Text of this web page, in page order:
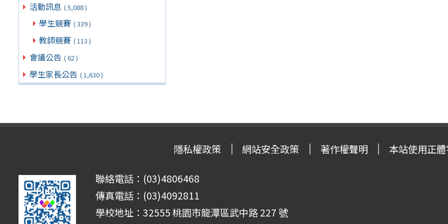
活動訊息 ( 5,088 )
學生競賽 ( 339 )
教師競賽 ( 113 )
會議公告 ( 62 )
學生家長公告 ( 1,630 )
隱私權政策 網站安全政策 著作權聲明 本站使用正
聯絡電話：(03)4806468
傳真電話：(03)4092811
學校地址：32555 桃園市龍潭區武中路 227 號